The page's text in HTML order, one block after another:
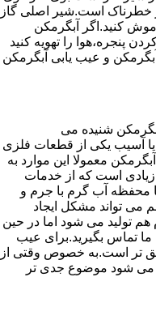
خطرناک است.شیر اصلی گاز
کنید.اگر آبگرمکن
پنجره،هوا را تهویه کنید
و عیب یابی آبگرمکن
شنیده می
آسیب یکی از قطعات فلزی
معمولا این موارد به
است که از خدمات
محفظه آب گرم با جرم و
تواند مشکل ایجاد
تولید می شود اما در حین
تماس بگیرید.برای عیب
تر است.به خصوص وقتی از
می شود موضوع جدی تر